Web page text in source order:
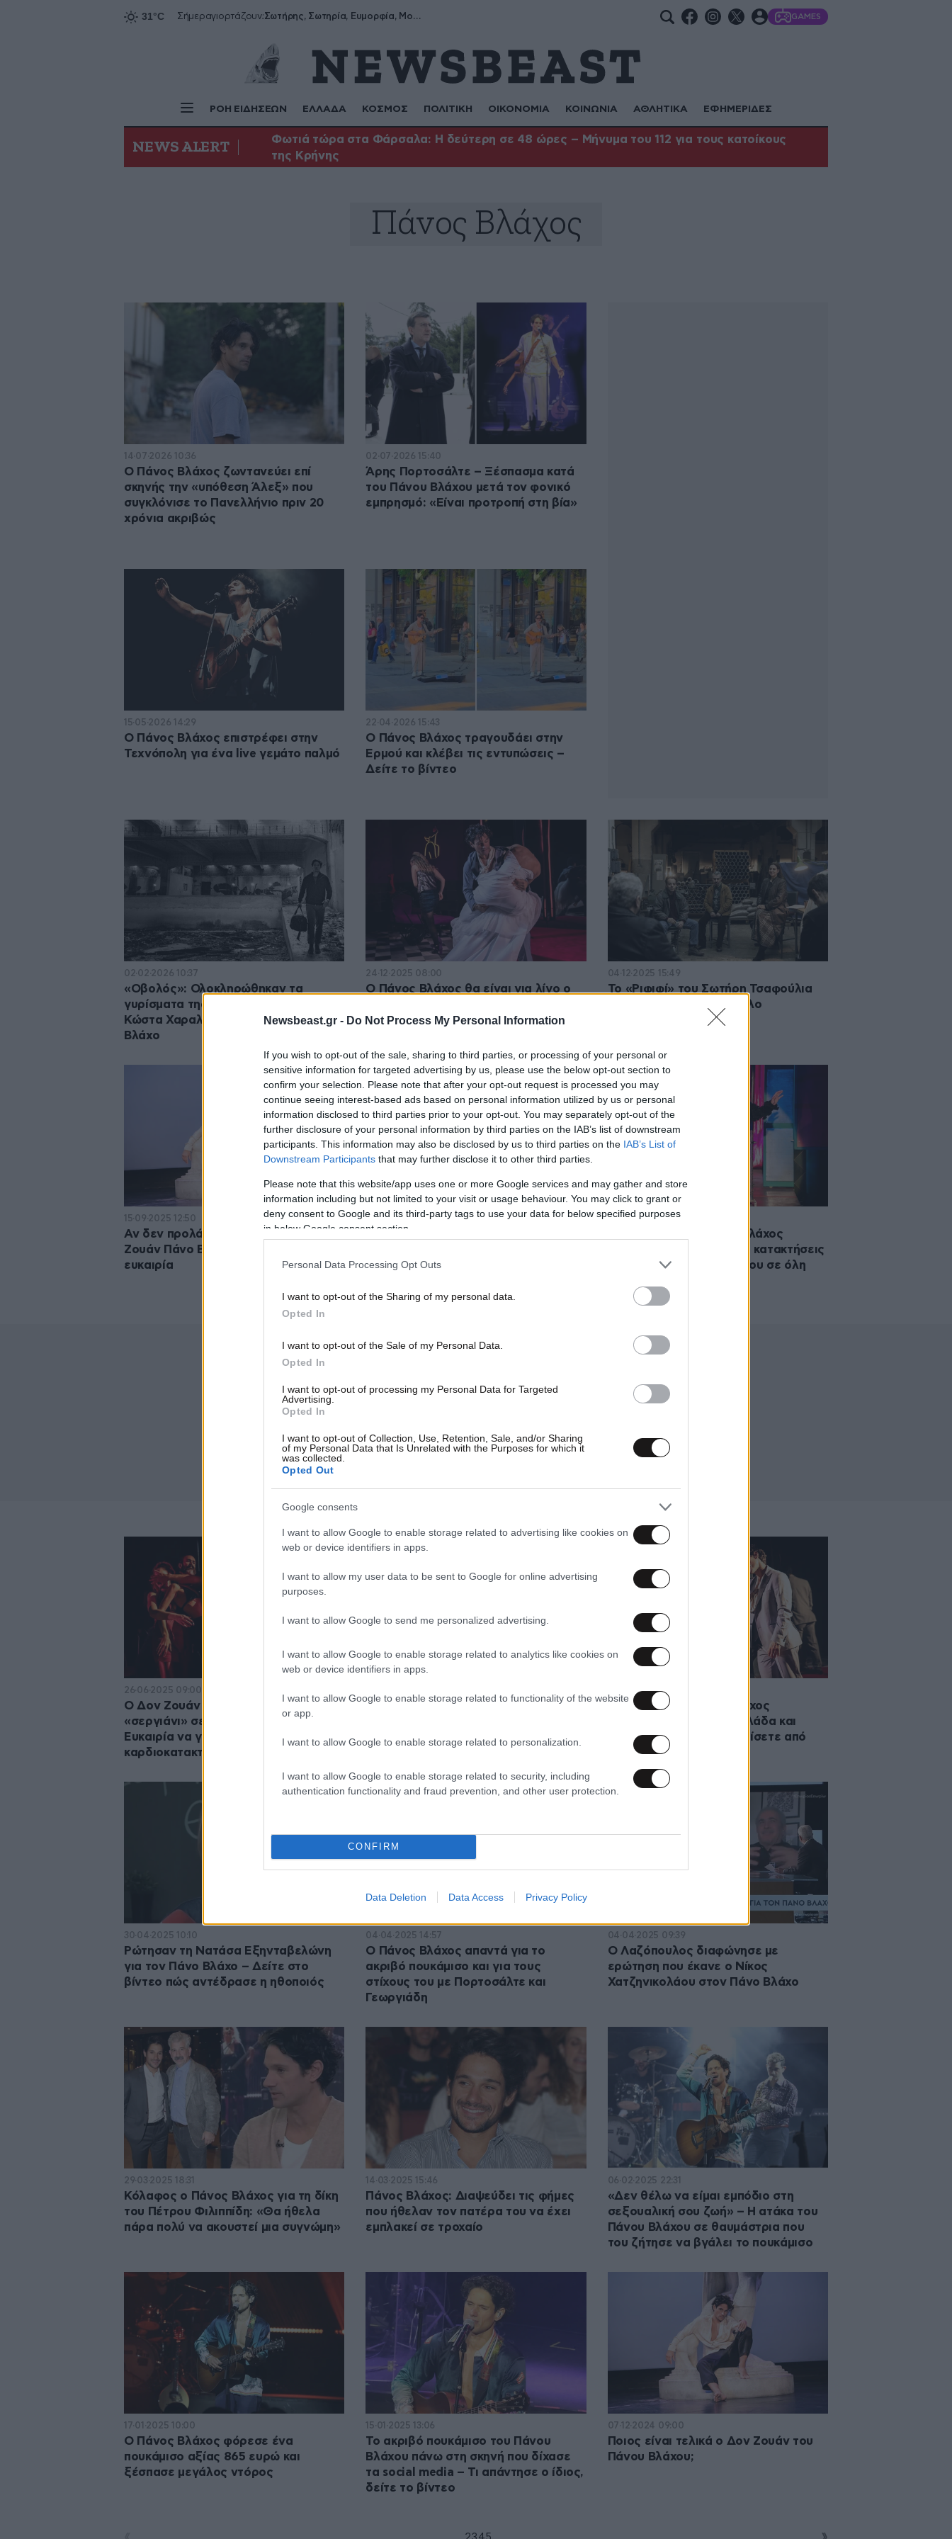
Newsbeast.gr - Do Not Process My Personal Information
If you wish to opt-out of the sale, sharing to third parties, or processing of your personal or
sensitive information for targeted advertising by us, please use the below opt-out section to
confirm your selection. Please note that after your opt-out request is processed you may
continue seeing interest-based ads based on personal information utilized by us or personal
information disclosed to third parties prior to your opt-out. You may separately opt-out of the
further disclosure of your personal information by third parties on the IAB’s list of downstream
participants. This information may also be disclosed by us to third parties on the IAB’s List of
Downstream Participants that may further disclose it to other third parties.
Please note that this website/app uses one or more Google services and may gather and store
information including but not limited to your visit or usage behaviour. You may click to grant or
deny consent to Google and its third-party tags to use your data for below specified purposes
in below Google consent section.
Personal Data Processing Opt Outs
I want to opt-out of the Sharing of my personal data.
Opted In
I want to opt-out of the Sale of my Personal Data.
Opted In
I want to opt-out of processing my Personal Data for Targeted
Advertising.
Opted In
I want to opt-out of Collection, Use, Retention, Sale, and/or Sharing
of my Personal Data that Is Unrelated with the Purposes for which it
was collected.
Opted Out
Google consents
I want to allow Google to enable storage related to advertising like cookies on
web or device identifiers in apps.
I want to allow my user data to be sent to Google for online advertising
purposes.
I want to allow Google to send me personalized advertising.
I want to allow Google to enable storage related to analytics like cookies on
web or device identifiers in apps.
I want to allow Google to enable storage related to functionality of the website
or app.
I want to allow Google to enable storage related to personalization.
I want to allow Google to enable storage related to security, including
authentication functionality and fraud prevention, and other user protection.
CONFIRM
Data Deletion Data Access Privacy Policy
Σήμεραγιορτάζουν: Σωτήρης, Σωτηρία, Ευμορφία, Μορφούλα GAMES
ΡΟΗ ΕΙΔΗΣΕΩΝ ΕΛΛΑΔΑ ΚΟΣΜΟΣ ΠΟΛΙΤΙΚΗ ΟΙΚΟΝΟΜΙΑ ΚΟΙΝΩΝΙΑ ΑΘΛΗΤΙΚΑ ΕΦΗΜΕΡΙΔΕΣ
NEWS ALERT
Φωτιά τώρα στα Φάρσαλα: Η δεύτερη σε 48 ώρες – Μήνυμα του 112 για τους κατοίκους
της Κρήνης
Πάνος Βλάχος
14·07·2026 10:36
Ο Πάνος Βλάχος ζωντανεύει επί
σκηνής την «υπόθεση Άλεξ» που
συγκλόνισε το Πανελλήνιο πριν 20
χρόνια ακριβώς
02·07·2026 15:40
Άρης Πορτοσάλτε – Ξέσπασμα κατά
του Πάνου Βλάχου μετά τον φονικό
εμπρησμό: «Είναι προτροπή στη βία»
15·05·2026 14:29
Ο Πάνος Βλάχος επιστρέφει στην
Τεχνόπολη για ένα live γεμάτο παλμό
22·04·2026 15:43
Ο Πάνος Βλάχος τραγουδάει στην
Ερμού και κλέβει τις εντυπώσεις –
Δείτε το βίντεο
02·02·2026 10:37
«Οβολός»: Ολοκληρώθηκαν τα
γυρίσματα της νέας ταινίας του
Κώστα Χαραλάμπους με τον Πάνο
Βλάχο
24·12·2025 08:00
Ο Πάνος Βλάχος θα είναι για λίγο ο
04·12·2025 15:49
Το «Ριφιφί» του Σωτήρη Τσαφούλια
έρχεται και κάνει αντίλαλο
15·09·2025 12:50
Αν δεν προλάβατε να δείτε τον Δον
Ζουάν Πάνο Βλάχο, έχετε μια νέα
ευκαιρία
01·09·2025 10:00 18·07·2025 14:11
Ο «Δον Ζουάν» Πάνος Βλάχος
συνεχίζει με επιτυχία τις κατακτήσεις
του και στην περιοδεία του σε όλη
26·06·2025 09:00
Ο Δον Ζουάν Πάνος Βλάχος βγαίνει
«σεργιάνι» σε όλη την Ελλάδα –
Ευκαιρία να γνωρίσετε τον μέγα
καρδιοκατακτητή
Ο Πάνος Βλάχος έρχεται στο Βεάκειο
του φετινού καλοκαιριού
13·05·2025 08:00
Ο Δον Ζουάν Πάνος Βλάχος
ταξιδεύει σε όλη την Ελλάδα και
ήρθε η ώρα να τον γνωρίσετε από
κοντά
30·04·2025 10:10
Ρώτησαν τη Νατάσα Εξηνταβελώνη
για τον Πάνο Βλάχο – Δείτε στο
βίντεο πώς αντέδρασε η ηθοποιός
04·04·2025 14:57
Ο Πάνος Βλάχος απαντά για το
ακριβό πουκάμισο και για τους
στίχους του με Πορτοσάλτε και
Γεωργιάδη
04·04·2025 09:39
Ο Λαζόπουλος διαφώνησε με
ερώτηση που έκανε ο Νίκος
Χατζηνικολάου στον Πάνο Βλάχο
29·03·2025 18:31
Κόλαφος ο Πάνος Βλάχος για τη δίκη
του Πέτρου Φιλιππίδη: «Θα ήθελα
πάρα πολύ να ακουστεί μια συγνώμη»
14·03·2025 15:46
Πάνος Βλάχος: Διαψεύδει τις φήμες
που ήθελαν τον πατέρα του να έχει
εμπλακεί σε τροχαίο
06·02·2025 22:31
«Δεν θέλω να είμαι εμπόδιο στη
σεξουαλική σου ζωή» – Η ατάκα του
Πάνου Βλάχου σε θαυμάστρια που
του ζήτησε να βγάλει το πουκάμισο
17·01·2025 10:00
O Πάνος Βλάχος φόρεσε ένα
πουκάμισο αξίας 865 ευρώ και
ξέσπασε μεγάλος ντόρος
15·01·2025 13:06
Το ακριβό πουκάμισο του Πάνου
Βλάχου πάνω στη σκηνή που δίχασε
τα social media – Τι απάντησε ο ίδιος,
δείτε το βίντεο
07·12·2024 09:00
Ποιος είναι τελικά ο Δον Ζουάν του
Πάνου Βλάχου;